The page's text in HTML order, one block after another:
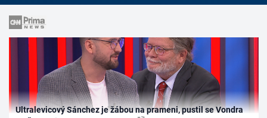
Ultralevicový Sánchez je žábou na prameni, pustil se Vondra